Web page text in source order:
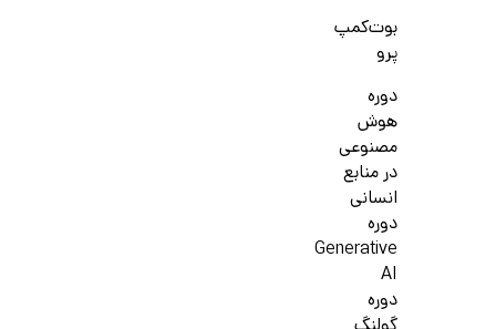
بوت‌کمپ
پرو
دوره
هوش
مصنوعی
در منابع
انسانی
دوره
Generative
AI
دوره